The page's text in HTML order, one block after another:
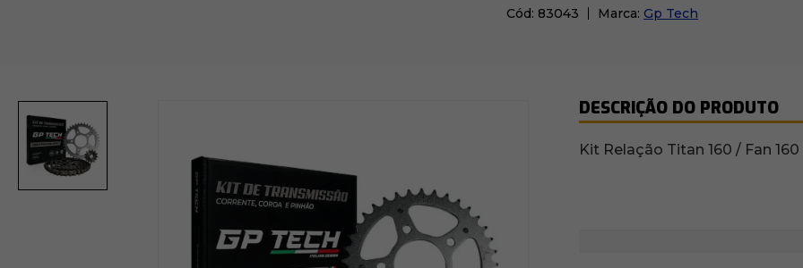
Cód: 83043 Marca: Gp Tech
DESCRIÇÃO DO PRODUTO
Kit Relação Titan 160 / Fan